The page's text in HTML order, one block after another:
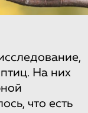
На них
что есть